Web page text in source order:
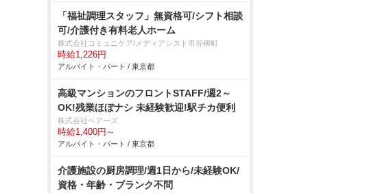
「福祉調理スタッフ」無資格可/シフト相談
可/介護付き有料老人ホーム
株式会社コミュニケア/メディアシスト市谷柳町
時給1,226円
アルバイト・パート / 東京都
高級マンションのフロントSTAFF/週2～
OK!残業ほぼナシ 未経験歓迎!駅チカ便利
株式会社ベアーズ
時給1,400円～
アルバイト・パート / 東京都
介護施設の厨房調理/週1日から/未経験OK/
資格・年齢・ブランク不問